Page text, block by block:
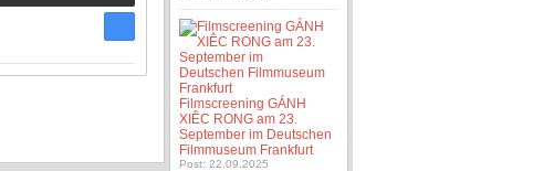
Filmscreening GÁNH
XIÊC RONG am 23.
September im Deutschen
Filmmuseum Frankfurt
Post: 22.09.2025